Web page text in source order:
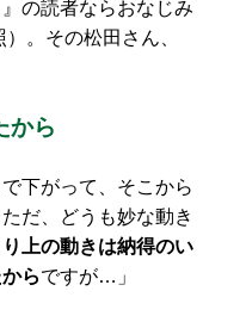
の読者ならおなじみ
。その松田さん、
から
下がって、そこから
だ、どうも妙な動き
り上の動きは納得のい
らですが…」